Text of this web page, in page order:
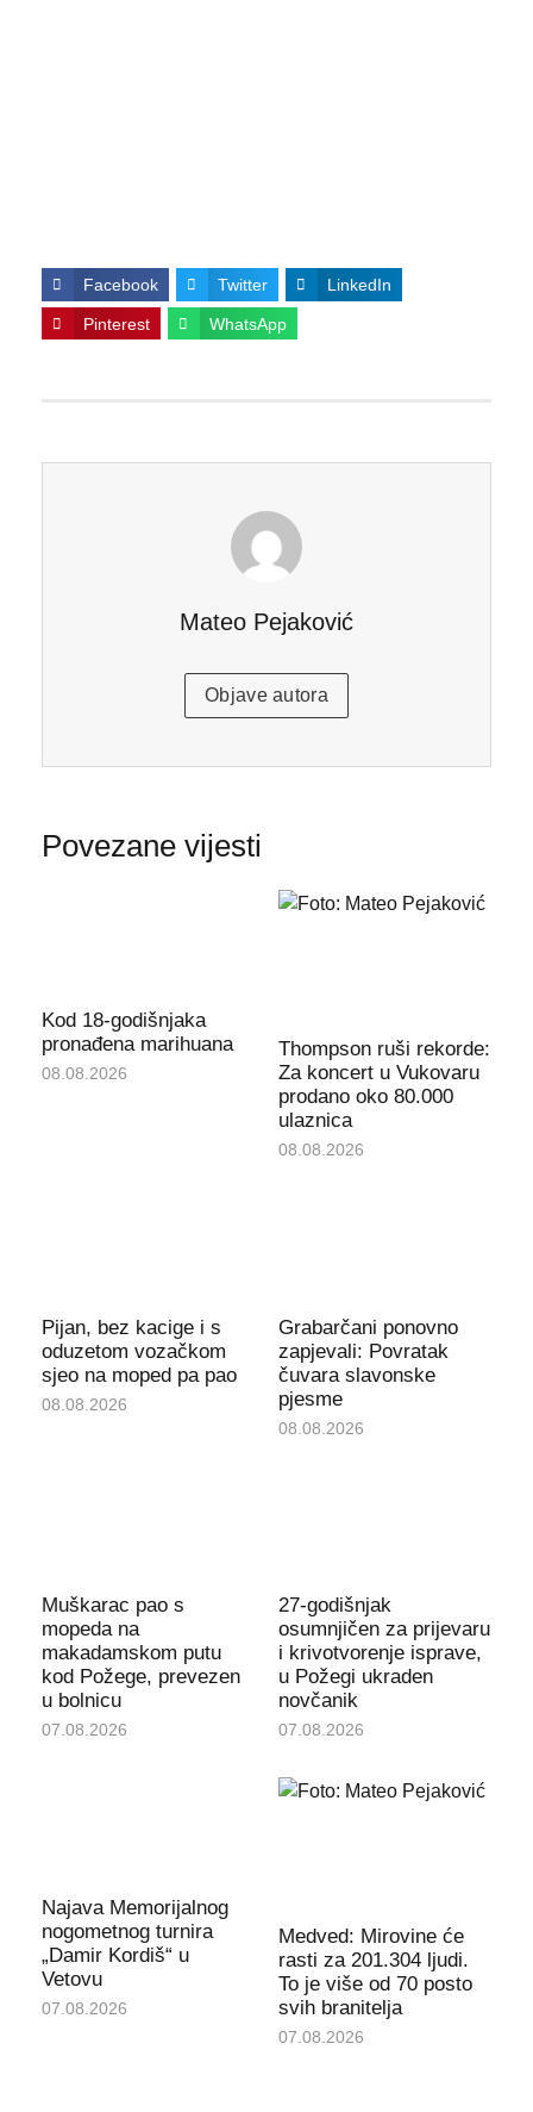
Facebook Twitter LinkedIn
Pinterest WhatsApp
Mateo Pejaković
Objave autora
Povezane vijesti
Kod 18-godišnjaka
pronađena marihuana
08.08.2026
Thompson ruši rekorde:
Za koncert u Vukovaru
prodano oko 80.000
ulaznica
08.08.2026
Pijan, bez kacige i s
oduzetom vozačkom
sjeo na moped pa pao
08.08.2026
Grabarčani ponovno
zapjevali: Povratak
čuvara slavonske
pjesme
08.08.2026
Muškarac pao s
mopeda na
makadamskom putu
kod Požege, prevezen
u bolnicu
07.08.2026
27-godišnjak
osumnjičen za prijevaru
i krivotvorenje isprave,
u Požegi ukraden
novčanik
07.08.2026
Najava Memorijalnog
nogometnog turnira
„Damir Kordiš“ u
Vetovu
07.08.2026
Medved: Mirovine će
rasti za 201.304 ljudi.
To je više od 70 posto
svih branitelja
07.08.2026